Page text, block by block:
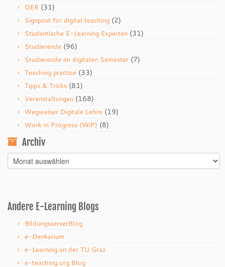
OER (31)
Signpost for digital teaching (2)
Studentische E-Learning Experten (31)
Studierende (96)
Studierende im digitalen Semester (7)
Teaching practice (33)
Tipps & Tricks (81)
Veranstaltungen (168)
Wegweiser Digitale Lehre (19)
Work in Progress (WiP) (8)
Archiv
Archiv
Andere E-Learning Blogs
BildungsserverBlog
e-Denkarium
e-Learning an der TU Graz
e-teaching.org Blog